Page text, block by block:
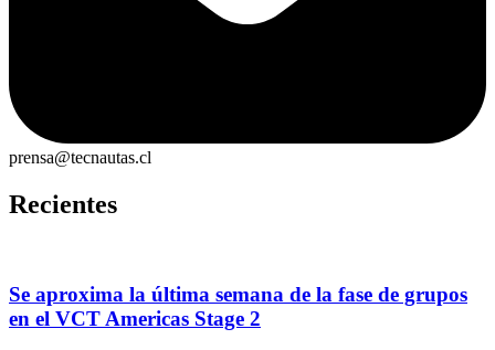
prensa@tecnautas.cl
Recientes
Se aproxima la última semana de la fase de grupos
en el VCT Americas Stage 2